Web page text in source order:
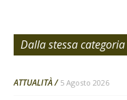
Dalla stessa categoria
ATTUALITÀ 5 Agosto 2026